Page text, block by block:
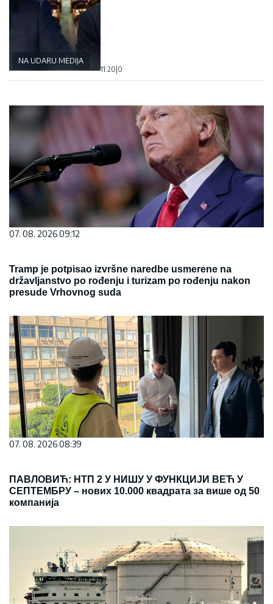
NA UDARU MEDIJA
11:20|0
07. 08. 2026 09:12
Tramp je potpisao izvršne naredbe usmerene na
državljanstvo po rođenju i turizam po rođenju nakon
presude Vrhovnog suda
07. 08. 2026 08:39
ПАВЛОВИЋ: НТП 2 У НИШУ У ФУНКЦИЈИ ВЕЋ У
СЕПТЕМБРУ – нових 10.000 квадрата за више од 50
компанија